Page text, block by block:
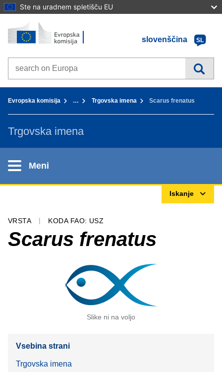
Ste na uradnem spletišču EU
Pojdi na vsebino
Domov - Evropska komisija
slovenščina
SL
Search on Europa websites
Evropska komisija … Trgovska imena Scarus frenatus
Trgovska imena
Meni
Iskanje
VRSTA KODA FAO: USZ
Scarus frenatus
Slike ni na voljo
Vsebina strani
Trgovska imena